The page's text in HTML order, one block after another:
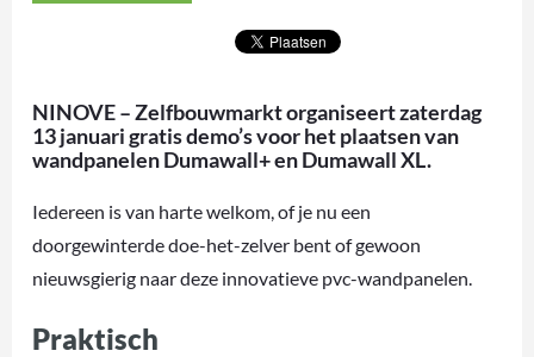
NINOVE – Zelfbouwmarkt organiseert zaterdag
13 januari gratis demo’s voor het plaatsen van
wandpanelen Dumawall+ en Dumawall XL.
Iedereen is van harte welkom, of je nu een
doorgewinterde doe-het-zelver bent of gewoon
nieuwsgierig naar deze innovatieve pvc-wandpanelen.
Praktisch